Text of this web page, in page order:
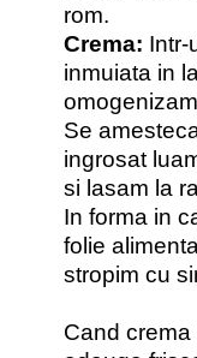
rom.
Crema: Intr-
inmuiata in
Se
ingrosat
si lasam la
In forma in
folie
stropim cu
Cand